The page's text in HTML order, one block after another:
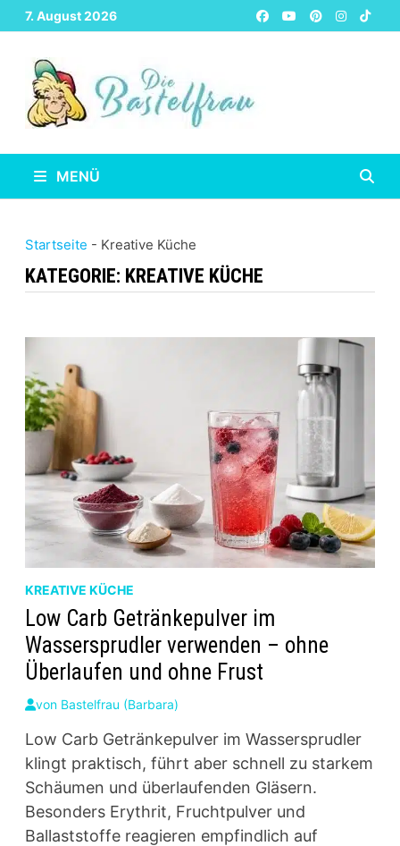
Zurück
zum
Inhalt
7. August 2026
MENÜ
Startseite - Kreative Küche
KATEGORIE: KREATIVE KÜCHE
KREATIVE KÜCHE
Low Carb Getränkepulver im
Wassersprudler verwenden – ohne
Überlaufen und ohne Frust
von Bastelfrau (Barbara)
Low Carb Getränkepulver im Wassersprudler
klingt praktisch, führt aber schnell zu starkem
Schäumen und überlaufenden Gläsern.
Besonders Erythrit, Fruchtpulver und
Ballaststoffe reagieren empfindlich auf